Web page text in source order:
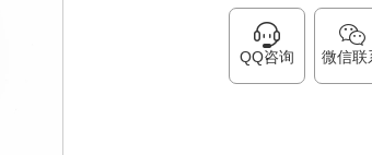
QQ咨询 微信联